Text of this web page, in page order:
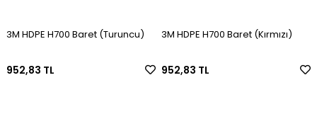
3M HDPE H700 Baret (Turuncu)
952,83 TL
3M HDPE H700 Baret (Kırmızı)
952,83 TL